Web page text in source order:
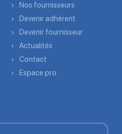
Nos fournisseurs
Devenir adhérent
Devenir fournisseur
Actualités
Contact
Espace pro